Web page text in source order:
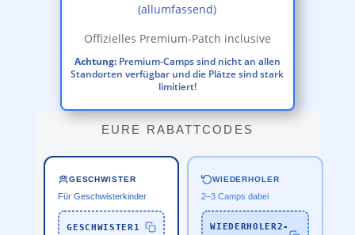
(allumfassend)
Offizielles Premium-Patch inclusive
Achtung:Premium-Camps sind nicht an allen
Standorten verfügbar und die Plätze sind stark
limitiert!
EURE RABATTCODES
GESCHWISTER
Für Geschwisterkinder
GESCHWISTER1
WIEDERHOLER
2–3 Camps dabei
WIEDERHOLER2-